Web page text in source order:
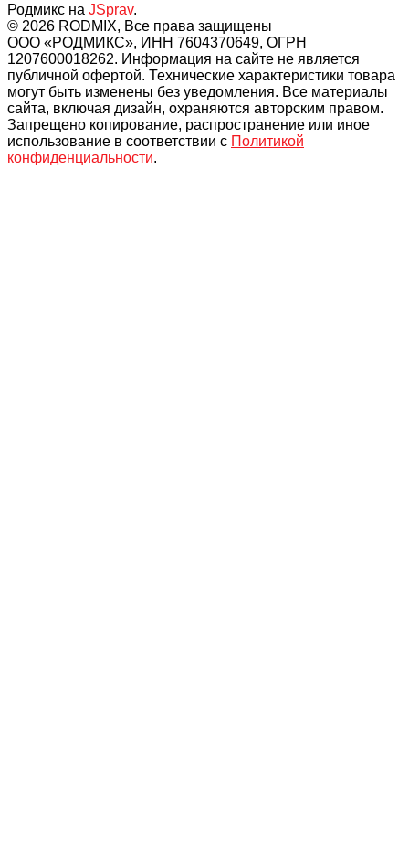
Родмикс на JSprav.
© 2026 RODMIX, Все права защищены
ООО «РОДМИКС», ИНН 7604370649, ОГРН
1207600018262. Информация на сайте не является
публичной офертой. Технические характеристики товара
могут быть изменены без уведомления. Все материалы
сайта, включая дизайн, охраняются авторским правом.
Запрещено копирование, распространение или иное
использование в соответствии с Политикой
конфиденциальности.